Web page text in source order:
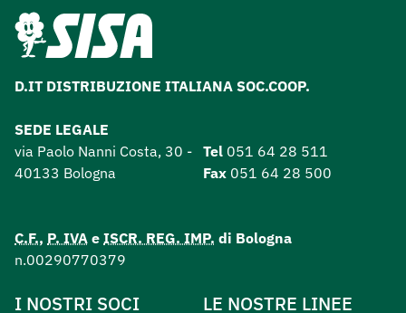
D.IT DISTRIBUZIONE ITALIANA SOC.COOP.
SEDE LEGALE
via Paolo Nanni Costa, 30 -
40133 Bologna
Tel 051 64 28 511
Fax 051 64 28 500
C.F., P. IVA e ISCR. REG. IMP. di Bologna
n.00290770379
I NOSTRI SOCI LE NOSTRE LINEE